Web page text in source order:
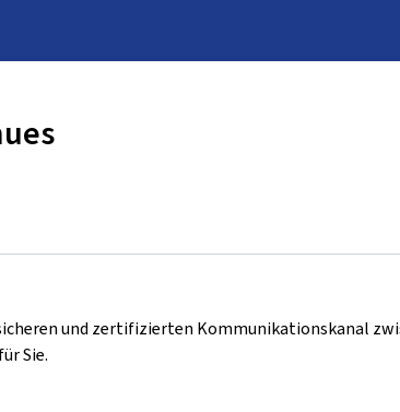
und zertifizierten Kommunikationskanal
Sie.